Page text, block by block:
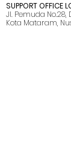
SUPPORT OFFICE
Jl. Pemuda No.28,
Kota Mataram,